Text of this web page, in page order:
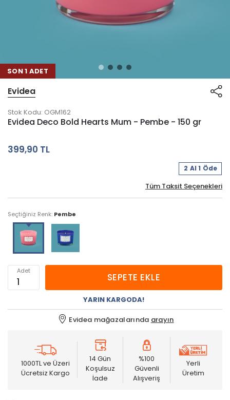
SON 1 ADET
Evidea
Stok Kodu: OGM162
Evidea Deco Bold Hearts Mum - Pembe - 150 gr
399,90 TL
2 Al 1 Öde
Tüm Taksit Seçenekleri
Seçtiğiniz Renk: Pembe
Adet
SEPETE EKLE
YARIN KARGODA!
Evidea mağazalarında arayın
1000TL ve Üzeri
Ücretsiz Kargo
14 Gün
Koşulsuz
İade
%100
Güvenli
Alışveriş
Yerli
Üretim